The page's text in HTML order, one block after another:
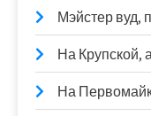
Мэйстер вуд,
На Крупской,
На